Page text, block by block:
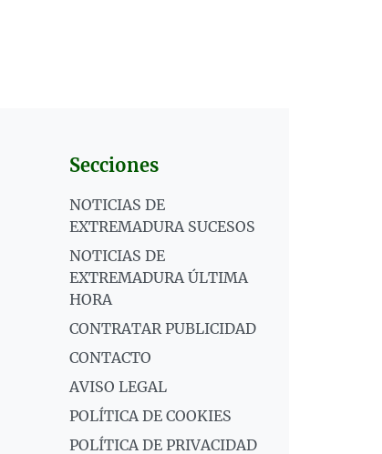
Secciones
NOTICIAS DE
EXTREMADURA SUCESOS
NOTICIAS DE
EXTREMADURA ÚLTIMA
HORA
CONTRATAR PUBLICIDAD
CONTACTO
AVISO LEGAL
POLÍTICA DE COOKIES
POLÍTICA DE PRIVACIDAD